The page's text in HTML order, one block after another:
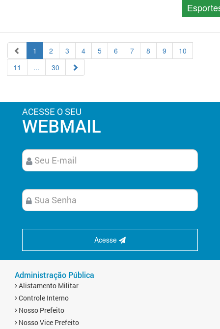
1 2 3 4 5 6 7 8 9
10
11
... 30
ACESSE O SEU
WEBMAIL
Acesse
Administração Pública
Alistamento Militar
Controle Interno
Nosso Prefeito
Nosso Vice Prefeito